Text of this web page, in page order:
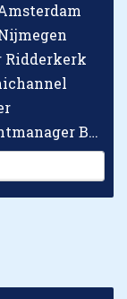
Ridderkerk
Checkpoint Systems Key Accountmanager Benelux